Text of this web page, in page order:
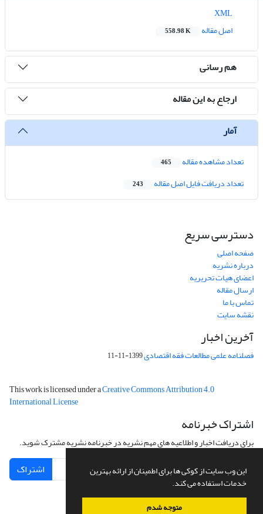
این وب سایت از کوکی ها برای اطمینان از ارائه بهترین
خدمات استفاده می کند.
متوجه شدم
اصل مقاله
558.98 K
هم رسانی
ارجاع به این مقاله
آمار
تعداد مشاهده مقاله 465
تعداد دریافت فایل اصل مقاله 243
دسترسی سریع
صفحه اصلی
درباره نشریه
اعضای هیات تحریریه
ارسال مقاله
تماس با ما
نقشه سایت
آخرین اخبار
فصلنامه علمی مطالعات فقه اقتصادی1399-11-11
This work is licensed under aCreative Commons Attribution 4.0
International License
اشتراک خبرنامه
برای دریافت اخبار و اطلاعیه های مهم نشریه در خبرنامه نشریه مشترک شوید.
اشتراک